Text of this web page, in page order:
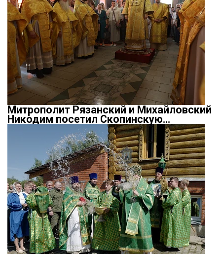
Митрополит Рязанский и Михайловский
Никодим посетил Скопинскую…